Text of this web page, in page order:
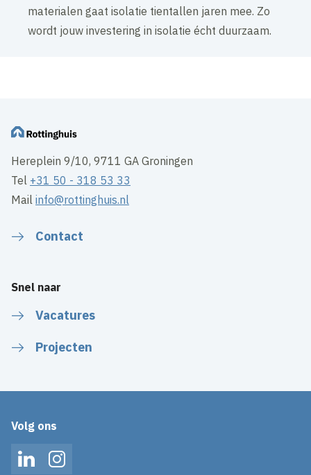
materialen gaat isolatie tientallen jaren mee. Zo
wordt jouw investering in isolatie écht duurzaam.
Hereplein 9/10, 9711 GA Groningen
Tel +31 50 - 318 53 33
Mailinfo@rottinghuis.nl
Contact
Snel naar
Vacatures
Projecten
Volg ons
LinkedInInstagram